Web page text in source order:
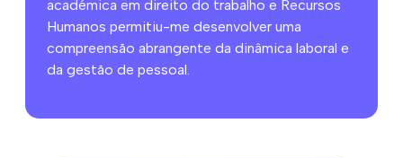
académica em direito do trabalho e Recursos
Humanos permitiu-me desenvolver uma
compreensão abrangente da dinâmica laboral e
da gestão de pessoal.